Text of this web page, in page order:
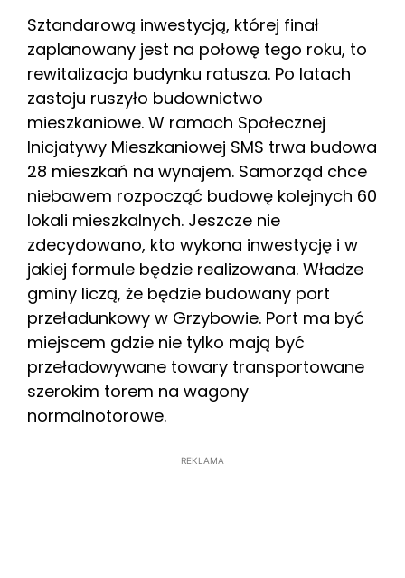
Sztandarową inwestycją, której finał
zaplanowany jest na połowę tego roku, to
rewitalizacja budynku ratusza. Po latach
zastoju ruszyło budownictwo
mieszkaniowe. W ramach Społecznej
Inicjatywy Mieszkaniowej SMS trwa budowa
28 mieszkań na wynajem. Samorząd chce
niebawem rozpocząć budowę kolejnych 60
lokali mieszkalnych. Jeszcze nie
zdecydowano, kto wykona inwestycję i w
jakiej formule będzie realizowana. Władze
gminy liczą, że będzie budowany port
przeładunkowy w Grzybowie. Port ma być
miejscem gdzie nie tylko mają być
przeładowywane towary transportowane
szerokim torem na wagony
normalnotorowe.
REKLAMA